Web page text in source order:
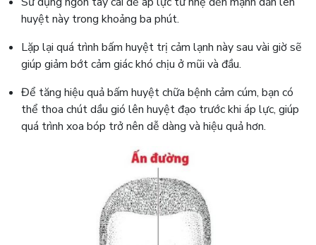
huyệt này trong khoảng ba phút.
Lặp lại quá trình bấm huyệt trị cảm lạnh này sau vài giờ sẽ
giúp giảm bớt cảm giác khó chịu ở mũi và đầu.
Để tăng hiệu quả bấm huyệt chữa bệnh cảm cúm, bạn có
thể thoa chút dầu gió lên huyệt đạo trước khi áp lực, giúp
quá trình xoa bóp trở nên dễ dàng và hiệu quả hơn.